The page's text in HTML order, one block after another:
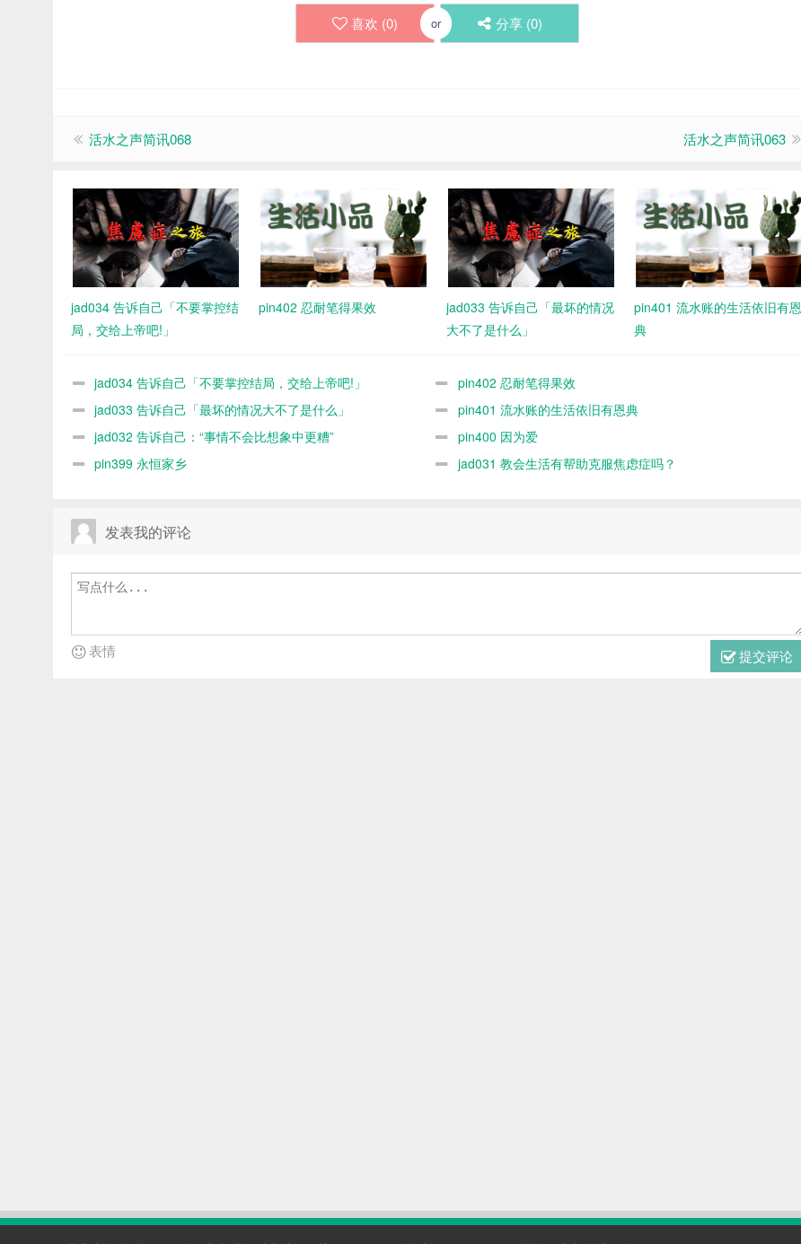
喜欢 (0) or 分享 (0)
活水之声简讯068 活水之声简讯063
jad034 告诉自己「不要掌控结
局，交给上帝吧!」
pin402 忍耐笔得果效
jad033 告诉自己「最坏的情况
大不了是什么」
pin401 流水账的生活依旧有恩
典
jad034 告诉自己「不要掌控结局，交给上帝吧!」
pin402 忍耐笔得果效
jad033 告诉自己「最坏的情况大不了是什么」
pin401 流水账的生活依旧有恩典
jad032 告诉自己：“事情不会比想象中更糟”
pin400 因为爱
pin399 永恒家乡
jad031 教会生活有帮助克服焦虑症吗？
发表我的评论
提交评论
表情